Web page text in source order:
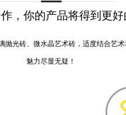
，你的产品将得到更
抛光砖、微水晶艺术砖，适度结合艺
魅力尽显无疑！